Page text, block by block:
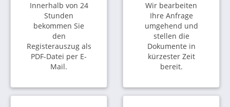
Innerhalb von 24
Stunden
bekommen Sie
den
Registerauszug als
PDF-Datei per E-
Mail.
Wir bearbeiten
Ihre Anfrage
umgehend und
stellen die
Dokumente in
kürzester Zeit
bereit.